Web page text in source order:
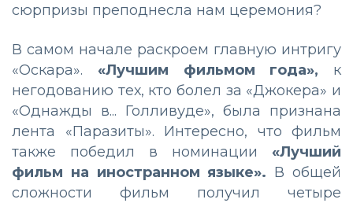
сюрпризы преподнесла нам церемония?
В самом начале раскроем главную интригу
«Оскара». «Лучшим фильмом года», к
негодованию тех, кто болел за «Джокера» и
«Однажды в... Голливуде», была признана
лента «Паразиты». Интересно, что фильм
также победил в номинации «Лучший
фильм на иностранном языке». В общей
сложности фильм получил четыре